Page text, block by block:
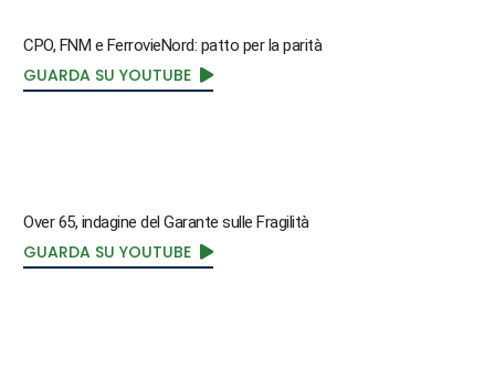
CPO, FNM e FerrovieNord: patto per la parità
GUARDA SU YOUTUBE
Over 65, indagine del Garante sulle Fragilità
GUARDA SU YOUTUBE